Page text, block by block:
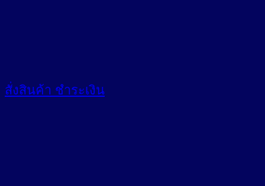
สั่งสินค้า ชำระเงิน